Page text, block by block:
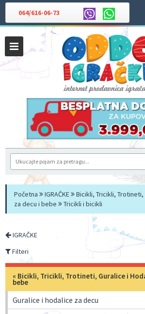
064/616-06-73
Početna IGRAČKE
Bicikli, Tricikli,
za decu i bebe
Tricikli i bicikli
IGRAČKE
Filteri
« Bicikli, Tricikli, Trotineti, Guralice i
bebe
Guralice i hodalice za decu